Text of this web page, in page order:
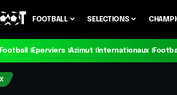
FOOTBALL SELECTIONS
Football Eperviers Azimut Internationaux